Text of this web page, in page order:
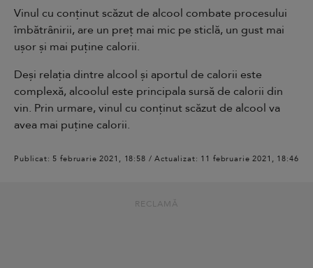
Vinul cu conținut scăzut de alcool combate procesului
îmbătrânirii, are un preț mai mic pe sticlă, un gust mai
ușor și mai puține calorii.
Deși relația dintre alcool și aportul de calorii este
complexă, alcoolul este principala sursă de calorii din
vin. Prin urmare, vinul cu conținut scăzut de alcool va
avea mai puține calorii.
Publicat: 5 februarie 2021, 18:58 / Actualizat: 11 februarie 2021, 18:46
RECLAMĂ